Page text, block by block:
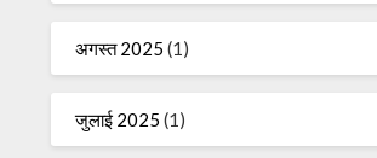
अगस्त 2025 (1)
जुलाई 2025 (1)